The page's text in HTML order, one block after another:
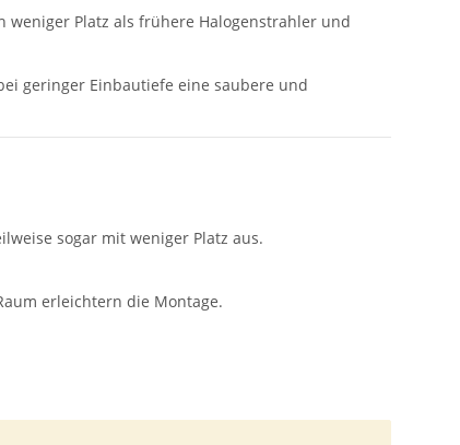
weniger Platz als frühere Halogenstrahler und
geringer Einbautiefe eine saubere und
sogar mit weniger Platz aus.
erleichtern die Montage.